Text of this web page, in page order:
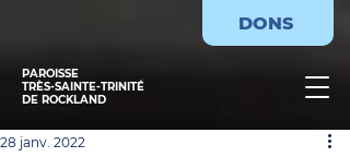
PAROISSE
TRÈS-SAINTE-TRINITÉ
DE ROCKLAND
DONS
28 janv. 2022